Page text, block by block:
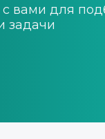
с вами для
задачи